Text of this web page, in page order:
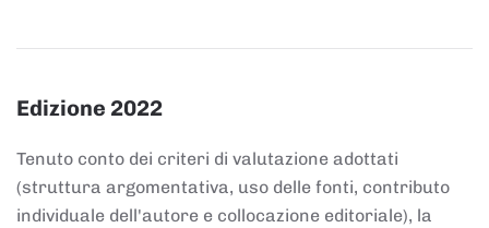
Edizione 2022
Tenuto conto dei criteri di valutazione adottati
(struttura argomentativa, uso delle fonti, contributo
individuale dell'autore e collocazione editoriale), la